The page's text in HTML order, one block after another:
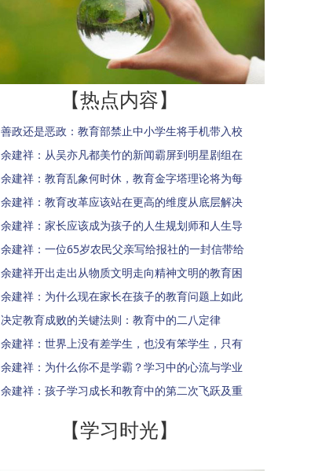
【热点内容】
善政还是恶政：教育部禁止中小学生将手机带入校
余建祥：从吴亦凡都美竹的新闻霸屏到明星剧组在
余建祥：教育乱象何时休，教育金字塔理论将为每
余建祥：教育改革应该站在更高的维度从底层解决
余建祥：家长应该成为孩子的人生规划师和人生导
余建祥：一位65岁农民父亲写给报社的一封信带给
余建祥开出走出从物质文明走向精神文明的教育困
余建祥：为什么现在家长在孩子的教育问题上如此
决定教育成败的关键法则：教育中的二八定律
余建祥：世界上没有差学生，也没有笨学生，只有
余建祥：为什么你不是学霸？学习中的心流与学业
余建祥：孩子学习成长和教育中的第二次飞跃及重
【学习时光】